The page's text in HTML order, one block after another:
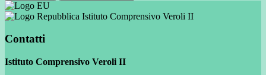
Istituto Comprensivo Veroli II
Contatti
Istituto Comprensivo Veroli II